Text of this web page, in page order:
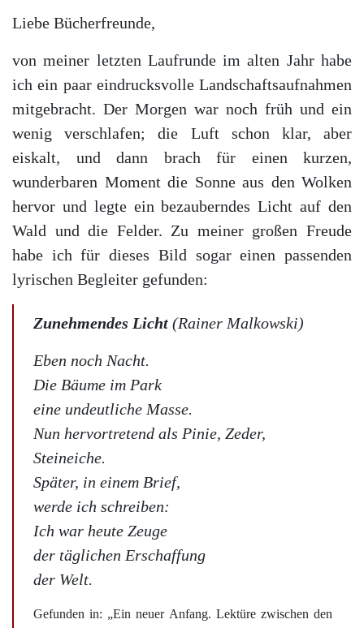
Liebe Bücherfreunde,
von meiner letzten Laufrunde im alten Jahr habe
ich ein paar eindrucksvolle Landschaftsaufnahmen
mitgebracht. Der Morgen war noch früh und ein
wenig verschlafen; die Luft schon klar, aber
eiskalt, und dann brach für einen kurzen,
wunderbaren Moment die Sonne aus den Wolken
hervor und legte ein bezauberndes Licht auf den
Wald und die Felder. Zu meiner großen Freude
habe ich für dieses Bild sogar einen passenden
lyrischen Begleiter gefunden:
Zunehmendes Licht (Rainer Malkowski)
Eben noch Nacht.
Die Bäume im Park
eine undeutliche Masse.
Nun hervortretend als Pinie, Zeder,
Steineiche.
Später, in einem Brief,
werde ich schreiben:
Ich war heute Zeuge
der täglichen Erschaffung
der Welt.
Gefunden in: „Ein neuer Anfang. Lektüre zwischen den